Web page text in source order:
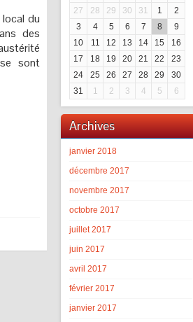
du
des
sont
27
28 29 30 31 1
2
3
4 5 6 7 8
9
10
11 12 13 14 15
16
17
18 19 20 21 22
23
24
25 26 27 28 29
30
31
1 2 3 4 5 6
Archives
janvier 2018
décembre 2017
novembre 2017
octobre 2017
juillet 2017
juin 2017
avril 2017
février 2017
janvier 2017